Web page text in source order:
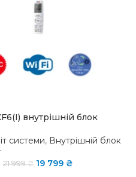
внутрішній блок
системи, Внутрішній блок
21 999₴ 19 799 ₴